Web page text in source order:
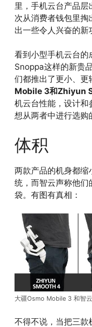
里，手机云台产品
次从消费者钱包里掏
出一些令人兴奋的新
看到小型手机云台的
Snoppa这样的新贵
们都推出了更小、更
Mobile 3和Zhiyun
机云台性能，设计和
想从两者中进行选购
体积
两款产品的机身都缩
统，而智云声称他们
袋。有图有真相：
大疆Osmo Mobile 3 和智
不得不说，当把三